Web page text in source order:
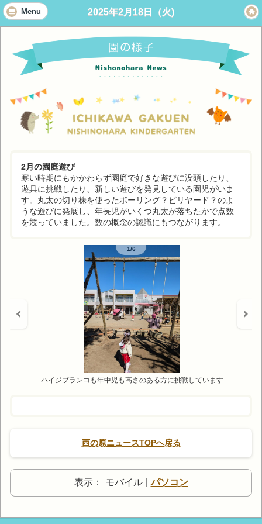
Menu 2025年2月18日（火)
2月の園庭遊び
寒い時期にもかかわらず園庭で好きな遊びに没頭したり、
遊具に挑戦したり、新しい遊びを発見している園児がいま
す。丸太の切り株を使ったボーリング？ビリヤード？のよ
うな遊びに発展し、年長児がいくつ丸太が落ちたかで点数
を競っていました。数の概念の認識にもつながります。
1/6
ハイジブランコも年中児も高さのある方に挑戦しています
西の原ニュースTOPへ戻る
表示： モバイル パソコン